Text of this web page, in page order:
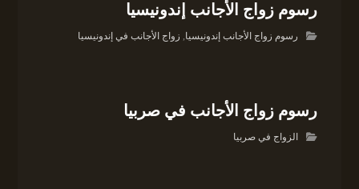
رسوم زواج الأجانب إندونيسيا
رسوم زواج الأجانب إندونيسيا, زواج الأجانب في إندونيسيا
رسوم زواج الأجانب في صربيا
الزواج في صربيا